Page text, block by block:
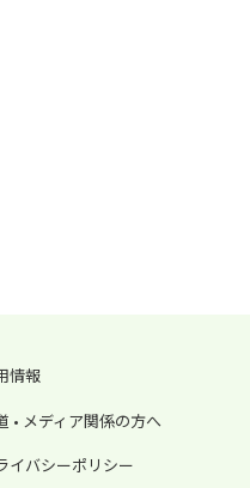
情報
• メディア関係の方へ
イバシーポリシー